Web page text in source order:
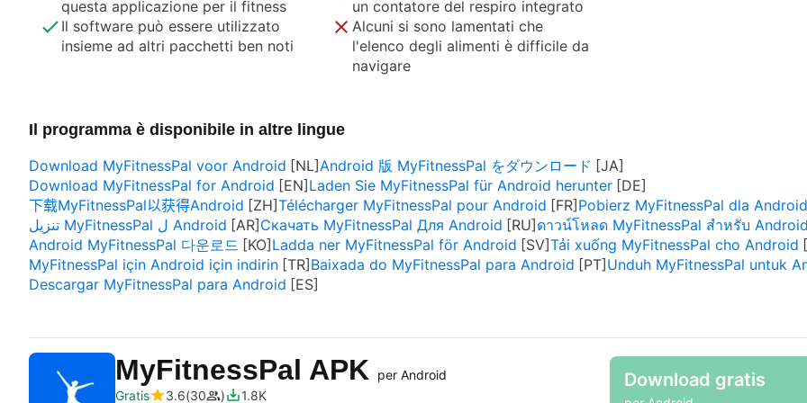
questa applicazione per il fitness
Il software può essere utilizzato
insieme ad altri pacchetti ben noti
un contatore del respiro integrato
Alcuni si sono lamentati che
l'elenco degli alimenti è difficile da
navigare
Il programma è disponibile in altre lingue
Download MyFitnessPal voor Android
Android 版 MyFitnessPal をダウンロード
Download MyFitnessPal for Android
Laden Sie MyFitnessPal für Android herunter
下载MyFitnessPal以获得Android
Télécharger MyFitnessPal pour Android
Pobierz MyFitnessPal dla Android
تنزيل MyFitnessPal ل Android
Скачать MyFitnessPal Для Android
ดาวน์โหลด MyFitnessPal สำหรับ Android
Android MyFitnessPal 다운로드
Ladda ner MyFitnessPal för Android
Tải xuống MyFitnessPal cho Android
MyFitnessPal için Android için indirin
Baixada do MyFitnessPal para Android
Unduh MyFitnessPal untuk
Descargar MyFitnessPal para Android
MyFitnessPal APK
per Android
Gratis
3.6 30 1.8K
Download gratis